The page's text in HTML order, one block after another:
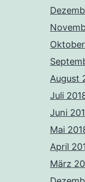
August
Juli
Juni
Mai
April
März